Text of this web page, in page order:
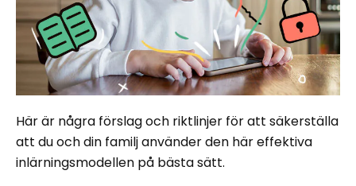
Här är några förslag och riktlinjer för att säkerställa
att du och din familj använder den här effektiva
inlärningsmodellen på bästa sätt.